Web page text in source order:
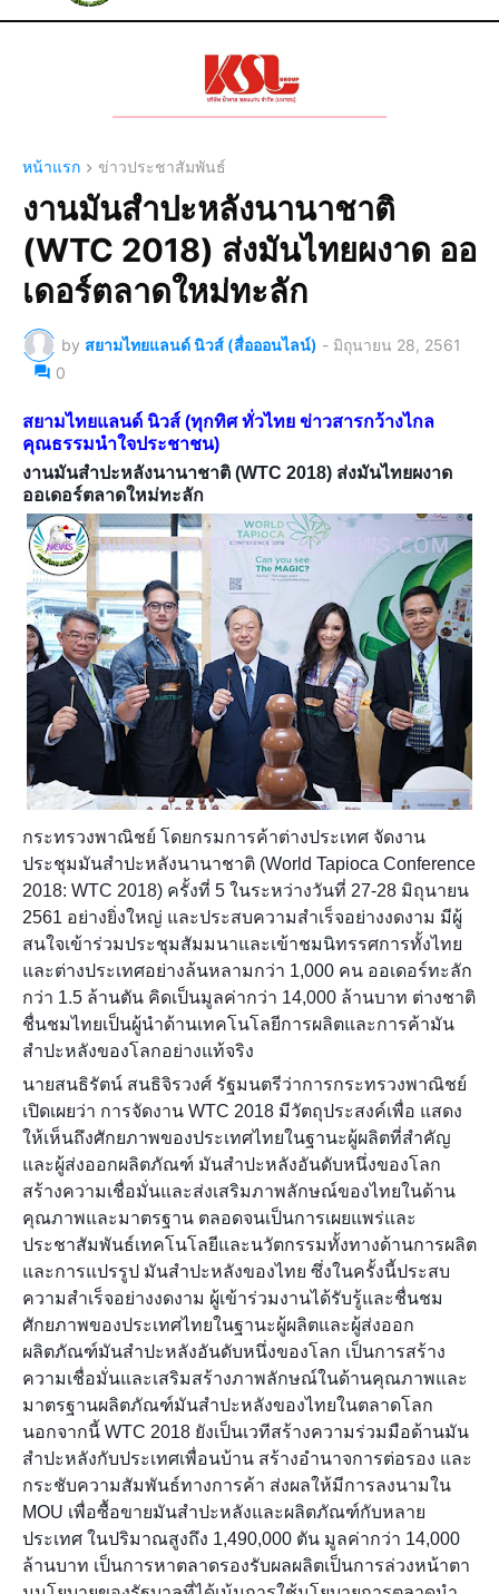
หน้าแรก ข่าวประชาสัมพันธ์
งานมันสำปะหลังนานาชาติ
(WTC 2018) ส่งมันไทยผงาด ออ
เดอร์ตลาดใหม่ทะลัก
by สยามไทยแลนด์ นิวส์ (สื่อออนไลน์) - มิถุนายน 28, 2561
0
สยามไทยแลนด์ นิวส์ (ทุกทิศ ทั่วไทย ข่าวสารกว้างไกล
คุณธรรมนำใจประชาชน)
งานมันสำปะหลังนานาชาติ (WTC 2018) ส่งมันไทยผงาด
ออเดอร์ตลาดใหม่ทะลัก
กระทรวงพาณิชย์ โดยกรมการค้าต่างประเทศ จัดงาน
ประชุมมันสำปะหลังนานาชาติ (World Tapioca Conference
2018: WTC 2018) ครั้งที่ 5 ในระหว่างวันที่ 27-28 มิถุนายน
2561 อย่างยิ่งใหญ่ และประสบความสำเร็จอย่างงดงาม มีผู้
สนใจเข้าร่วมประชุมสัมมนาและเข้าชมนิทรรศการทั้งไทย
และต่างประเทศอย่างล้นหลามกว่า 1,000 คน ออเดอร์ทะลัก
กว่า 1.5 ล้านตัน คิดเป็นมูลค่ากว่า 14,000 ล้านบาท ต่างชาติ
ชื่นชมไทยเป็นผู้นำด้านเทคโนโลยีการผลิตและการค้ามัน
สำปะหลังของโลกอย่างแท้จริง
นายสนธิรัตน์ สนธิจิรวงศ์ รัฐมนตรีว่าการกระทรวงพาณิชย์
เปิดเผยว่า การจัดงาน WTC 2018 มีวัตถุประสงค์เพื่อ แสดง
ให้เห็นถึงศักยภาพของประเทศไทยในฐานะผู้ผลิตที่สำคัญ
และผู้ส่งออกผลิตภัณฑ์ มันสำปะหลังอันดับหนึ่งของโลก
สร้างความเชื่อมั่นและส่งเสริมภาพลักษณ์ของไทยในด้าน
คุณภาพและมาตรฐาน ตลอดจนเป็นการเผยแพร่และ
ประชาสัมพันธ์เทคโนโลยีและนวัตกรรมทั้งทางด้านการผลิต
และการแปรรูป มันสำปะหลังของไทย ซึ่งในครั้งนี้ประสบ
ความสำเร็จอย่างงดงาม ผู้เข้าร่วมงานได้รับรู้และชื่นชม
ศักยภาพของประเทศไทยในฐานะผู้ผลิตและผู้ส่งออก
ผลิตภัณฑ์มันสำปะหลังอันดับหนึ่งของโลก เป็นการสร้าง
ความเชื่อมั่นและเสริมสร้างภาพลักษณ์ในด้านคุณภาพและ
มาตรฐานผลิตภัณฑ์มันสำปะหลังของไทยในตลาดโลก
นอกจากนี้ WTC 2018 ยังเป็นเวทีสร้างความร่วมมือด้านมัน
สำปะหลังกับประเทศเพื่อนบ้าน สร้างอำนาจการต่อรอง และ
กระชับความสัมพันธ์ทางการค้า ส่งผลให้มีการลงนามใน
MOU เพื่อซื้อขายมันสำปะหลังและผลิตภัณฑ์กับหลาย
ประเทศ ในปริมาณสูงถึง 1,490,000 ตัน มูลค่ากว่า 14,000
ล้านบาท เป็นการหาตลาดรองรับผลผลิตเป็นการล่วงหน้าตา